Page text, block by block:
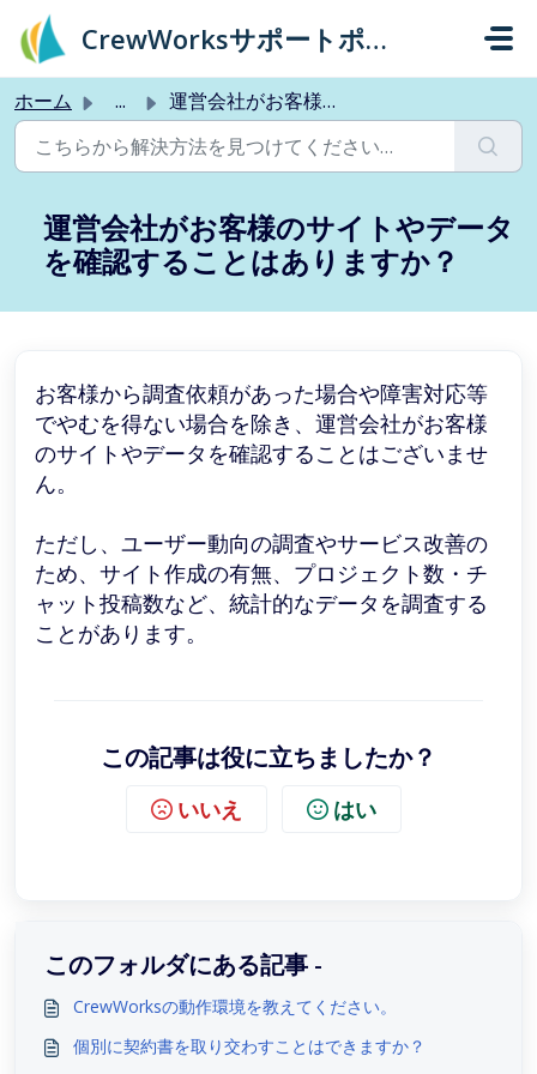
メインコンテンツに移動
CrewWorksサポートポータル
ホーム ... 運営会社がお客様のサイトやデータを確認することはありますか？
運営会社がお客様のサイトやデータ
を確認することはありますか？
お客様から調査依頼があった場合や障害対応等
でやむを得ない場合を除き、運営会社がお客様
のサイトやデータを確認することはございませ
ん。
ただし、ユーザー動向の調査やサービス改善の
ため、サイト作成の有無、プロジェクト数・チ
ャット投稿数など、統計的なデータを調査する
ことがあります。
この記事は役に立ちましたか？
いいえ はい
このフォルダにある記事 -
CrewWorksの動作環境を教えてください。
個別に契約書を取り交わすことはできますか？